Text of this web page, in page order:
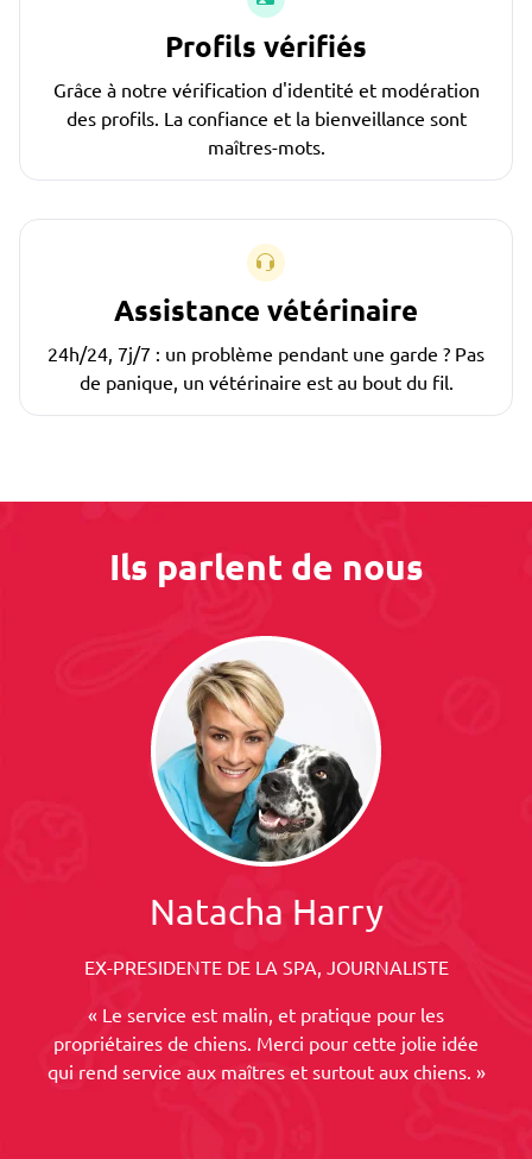
Profils vérifiés
Grâce à notre vérification d'identité et modération
des profils. La confiance et la bienveillance sont
maîtres-mots.
Assistance vétérinaire
24h/24, 7j/7 : un problème pendant une garde ? Pas
de panique, un vétérinaire est au bout du fil.
Ils parlent de nous
Natacha Harry
EX-PRESIDENTE DE LA SPA, JOURNALISTE
« Le service est malin, et pratique pour les
propriétaires de chiens. Merci pour cette jolie idée
qui rend service aux maîtres et surtout aux chiens. »